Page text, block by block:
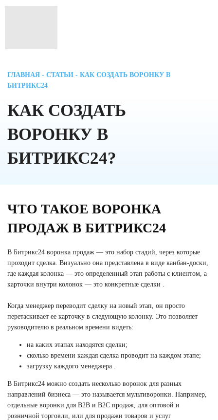
ГЛАВНАЯ - СТАТЬИ - КАК СОЗДАТЬ ВОРОНКУ В
БИТРИКС24
КАК СОЗДАТЬ
ВОРОНКУ В
БИТРИКС24?
ЧТО ТАКОЕ ВОРОНКА
ПРОДАЖ В БИТРИКС24
В Битрикс24 воронка продаж — это набор стадий, через которые
проходит сделка. Визуально она представлена в виде канбан-доски,
где каждая колонка — это определенный этап работы с клиентом, а
карточки внутри колонок — это конкретные сделки .
Когда менеджер переводит сделку на новый этап, он просто
перетаскивает ее карточку в следующую колонку. Это позволяет
руководителю в реальном времени видеть:
на каких этапах находятся сделки;
сколько времени каждая сделка проводит на каждом этапе;
загрузку каждого менеджера .
В Битрикс24 можно создать несколько воронок для разных
направлений бизнеса — это называется мультиворонки. Например,
отдельные воронки для B2B и B2C продаж, для оптовой и
розничной торговли, или для продажи товаров и услуг